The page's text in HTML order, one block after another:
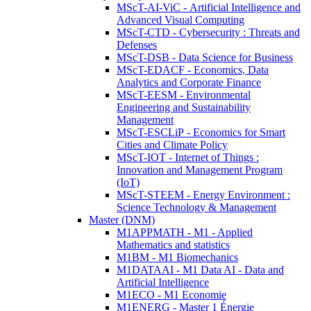
MScT-AI-ViC - Artificial Intelligence and
Advanced Visual Computing
MScT-CTD - Cybersecurity : Threats and
Defenses
MScT-DSB - Data Science for Business
MScT-EDACF - Economics, Data
Analytics and Corporate Finance
MScT-EESM - Environmental
Engineering and Sustainability
Management
MScT-ESCLiP - Economics for Smart
Cities and Climate Policy
MScT-IOT - Internet of Things :
Innovation and Management Program
(IoT)
MScT-STEEM - Energy Environment :
Science Technology & Management
Master (DNM)
M1APPMATH - M1 - Applied
Mathematics and statistics
M1BM - M1 Biomechanics
M1DATAAI - M1 Data AI - Data and
Artificial Intelligence
M1ECO - M1 Economie
M1ENERG - Master 1 Énergie